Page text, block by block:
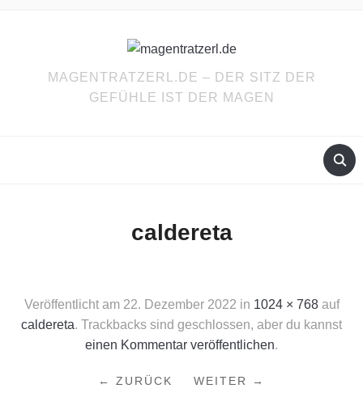
MAGENTRATZERL.DE – DER SITZ DER
GEFÜHLE IST DER MAGEN
caldereta
Veröffentlicht am 22. Dezember 2022 in 1024 × 768auf
caldereta. Trackbacks sind geschlossen, aber du kannst
einen Kommentar veröffentlichen.
← ZURÜCK WEITER →